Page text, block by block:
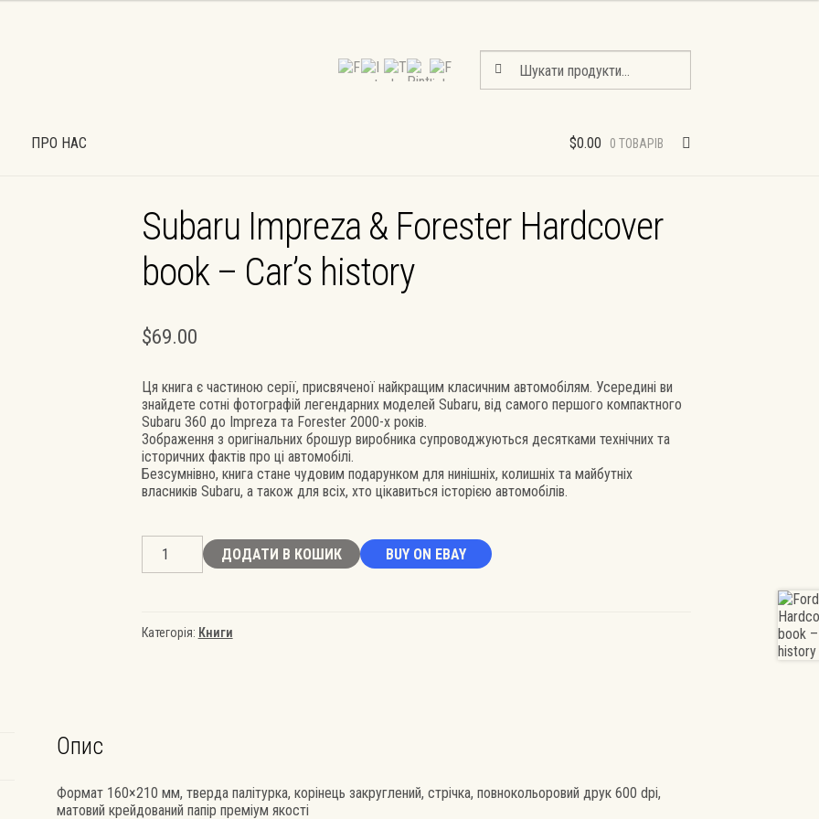
Шукати:
ПРО НАС
РОБОТИ (ДОГОВІР-ОФЕРТА) ПРО НАС ШПАЛЕРИ
$0.00 0 ТОВАРІВ
Subaru Impreza & Forester Hardcover
book – Carʼs history
$69.00
Ця книга є частиною серії, присвяченої найкращим класичним автомобілям. Усередині ви
знайдете сотні фотографій легендарних моделей Subaru, від самого першого компактного
Subaru 360 до Impreza та Forester 2000-х років.
Зображення з оригінальних брошур виробника супроводжуються десятками технічних та
історичних фактів про ці автомобілі.
Безсумнівно, книга стане чудовим подарунком для нинішніх, колишніх та майбутніх
власників Subaru, а також для всіх, хто цікавиться історією автомобілів.
Impreza
&
book
ДОДАТИ В КОШИК BUY ON EBAY
Категорія: Книги
Опис
Формат 160×210 мм, тверда палітурка, корінець закруглений, стрічка, повнокольоровий друк 600 dpi,
матовий крейдований папір преміум якості